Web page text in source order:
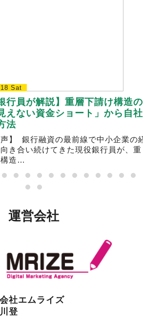
解説】重層下請け構造の
資金ショート」から自社
行融資の最前線で中小企業の経
続けてきた現役銀行員が、重
【
ン
銀
ァ
運営会社
社エムライズ
登